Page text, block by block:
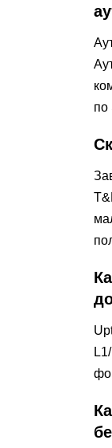
по